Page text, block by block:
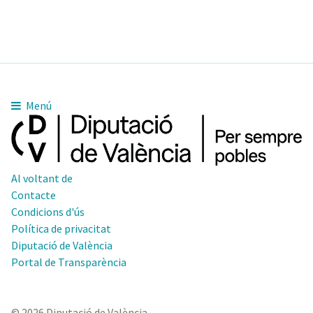
Menú
Al voltant de
Contacte
Condicions d'ús
Política de privacitat
Diputació de València
Portal de Transparència